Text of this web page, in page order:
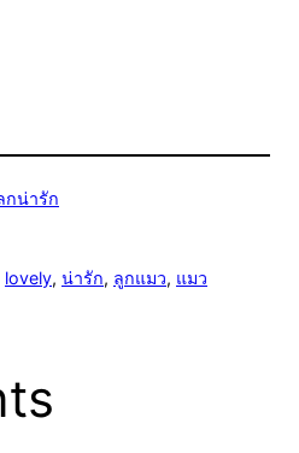
กน่ารัก
lovely, น่ารัก, ลูกแมว, แมว